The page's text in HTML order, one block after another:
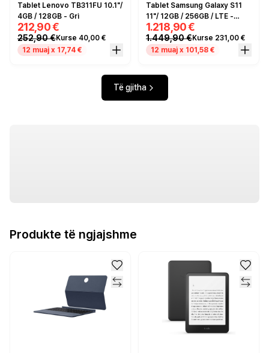
Tablet Lenovo TB311FU 10.1"/
4GB / 128GB - Gri
212,90 €
252,90 €Kurse 40,00 €
12 muaj x 17,74 €
Tablet Samsung Galaxy S11
11"/ 12GB / 256GB / LTE -
Argjendi
1.218,90 €
1.449,90 €Kurse 231,00 €
12 muaj x 101,58 €
Të gjitha
Produkte të ngjajshme